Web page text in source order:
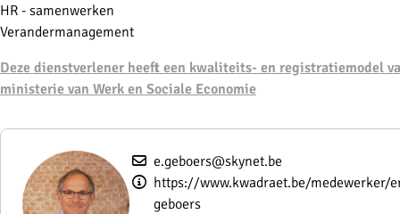
HR - samenwerken
Verandermanagement
Deze dienstverlener heeft een kwaliteits- en registratiemodel
ministerie van Werk en Sociale Economie
e.geboers@skynet.be
https://www.kwadraet.be/medewerker/
geboers